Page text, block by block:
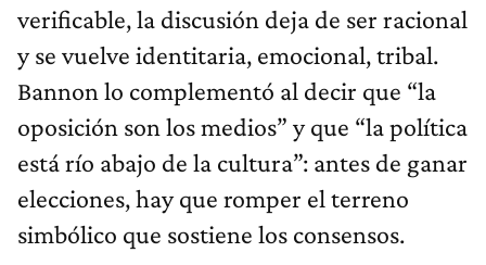
verificable, la discusión deja de ser racional
y se vuelve identitaria, emocional, tribal.
Bannon lo complementó al decir que “la
oposición son los medios” y que “la política
está río abajo de la cultura”: antes de ganar
elecciones, hay que romper el terreno
simbólico que sostiene los consensos.